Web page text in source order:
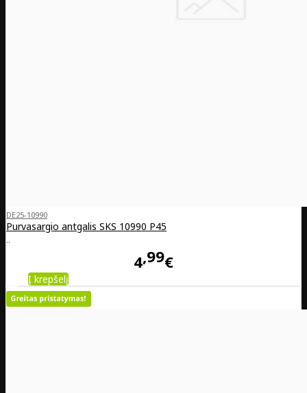
DE25-10990
Purvasargio antgalis SKS 10990 P45
..
4 99€
Į krepšelį